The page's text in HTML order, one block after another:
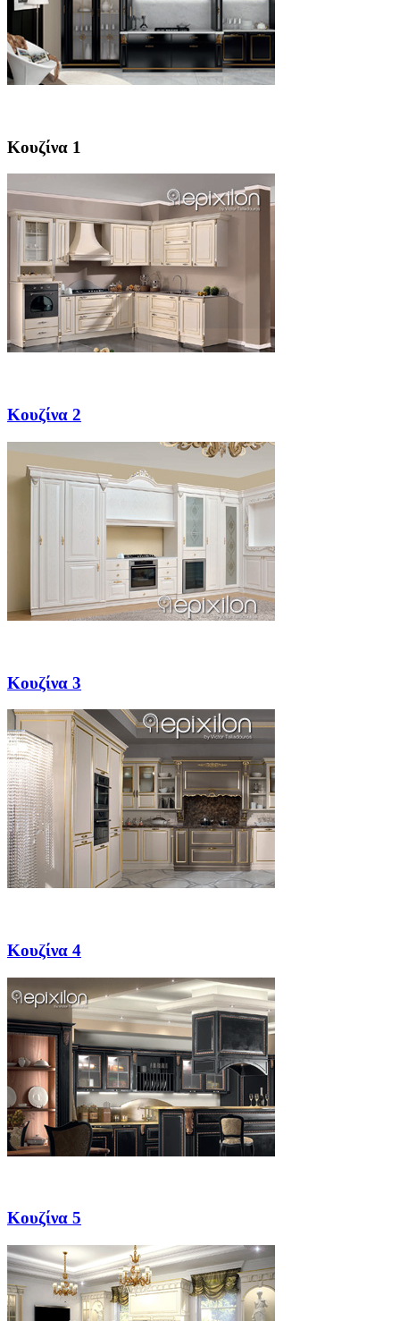
Κουζίνα 1
Κουζίνα 2
Κουζίνα 3
Κουζίνα 4
Κουζίνα 5